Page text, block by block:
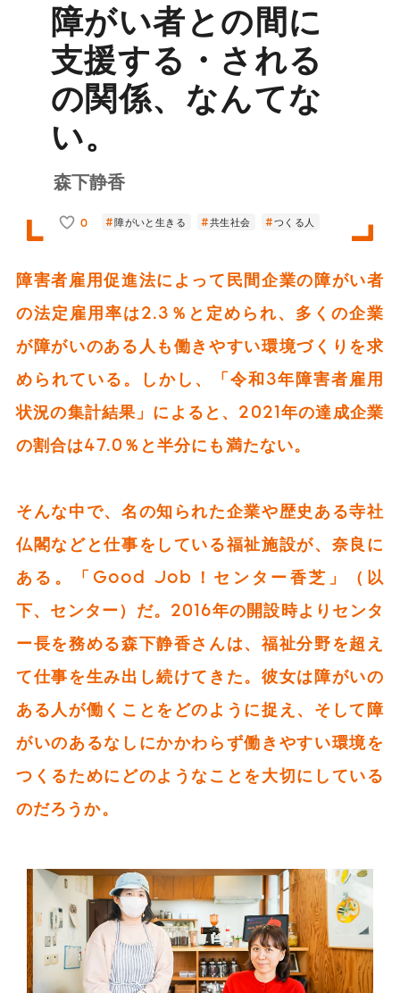
障がい者との間に
支援する・される
の関係、なんてな
い。
森下静香
0 障がいと生きる 共生社会 つくる人
障害者雇用促進法によって民間企業の障がい者
の法定雇用率は2.3％と定められ、多くの企業
が障がいのある人も働きやすい環境づくりを求
められている。しかし、「令和3年障害者雇用
状況の集計結果」によると、2021年の達成企業
の割合は47.0％と半分にも満たない。
そんな中で、名の知られた企業や歴史ある寺社
仏閣などと仕事をしている福祉施設が、奈良に
ある。「Good Job！センター香芝」（以
下、センター）だ。2016年の開設時よりセンタ
ー長を務める森下静香さんは、福祉分野を超え
て仕事を生み出し続けてきた。彼女は障がいの
ある人が働くことをどのように捉え、そして障
がいのあるなしにかかわらず働きやすい環境を
つくるためにどのようなことを大切にしている
のだろうか。